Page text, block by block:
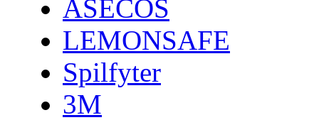
ASECOS
LEMONSAFE
Spilfyter
3M